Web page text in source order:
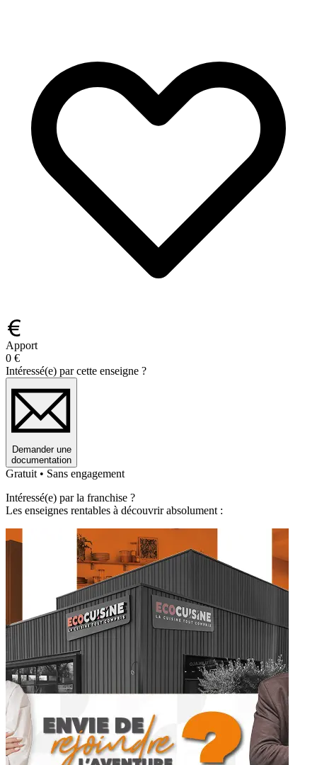
Apport
0 €
Intéressé(e) par cette enseigne ?
Demander une
documentation
Gratuit • Sans engagement
Intéressé(e) par la franchise ?
Les enseignes rentables à découvrir absolument :